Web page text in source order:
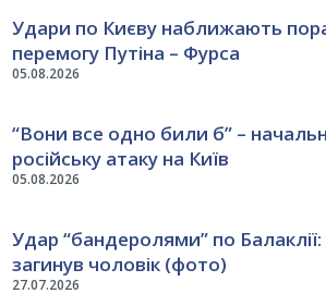
05.08.2026
Удари по Києву наближають
перемогу Путіна – Фурса
05.08.2026
“Вони все одно били б” –
російську атаку на Київ
27.07.2026
Удар “бандеролями” по Балаклії:
загинув чоловік (фото)